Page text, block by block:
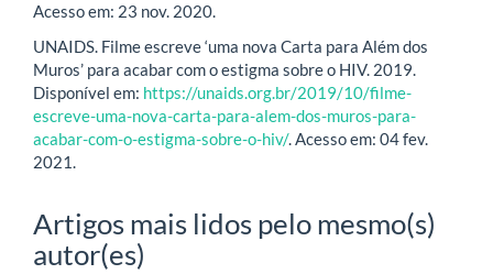
Acesso em: 23 nov. 2020.
UNAIDS. Filme escreve ‘uma nova Carta para Além dos
Muros’ para acabar com o estigma sobre o HIV. 2019.
Disponível em: https://unaids.org.br/2019/10/filme-
escreve-uma-nova-carta-para-alem-dos-muros-para-
acabar-com-o-estigma-sobre-o-hiv/. Acesso em: 04 fev.
2021.
Artigos mais lidos pelo mesmo(s)
autor(es)